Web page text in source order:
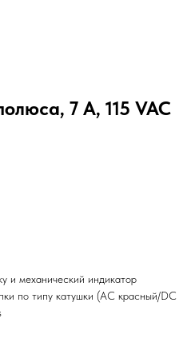
7 А, 115 VAC
и механический индикатор
по типу катушки (AC красный/